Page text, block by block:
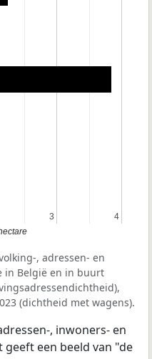
3
3 4
4
, adressen- en
in België en in buurt
(dichtheid met wagens).
, inwoners- en
een beeld van "de